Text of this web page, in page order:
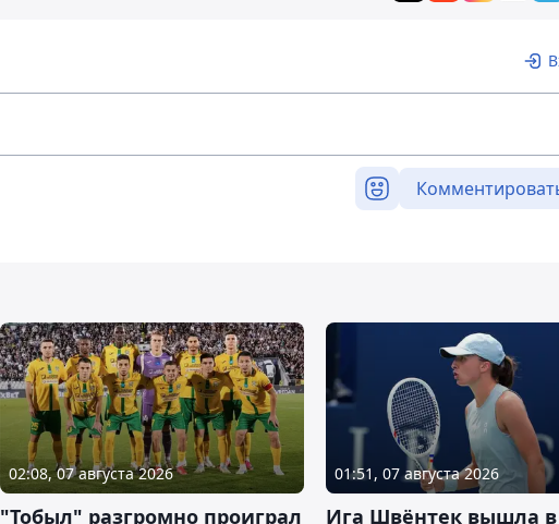
02:08, 07 августа 2026
"Тобыл" разгромно проиграл
01:51, 07 августа 2026
Ига Швёнтек вышла в